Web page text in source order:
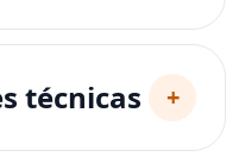
técnicas +